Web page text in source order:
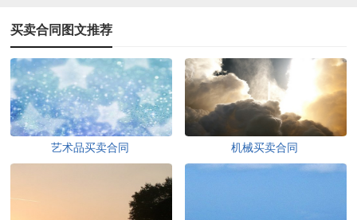
买卖合同图文推荐
艺术品买卖合同 机械买卖合同